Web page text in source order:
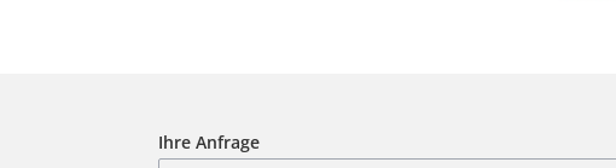
Ihre Anfrage